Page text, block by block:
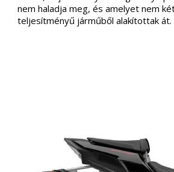
nem haladja meg, és amelyet nem
teljesítményű járműből alakítottak át.